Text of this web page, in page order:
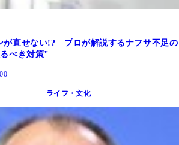
が直せない!? プロが解説するナフサ不足の
べき対策"
ライフ・文化